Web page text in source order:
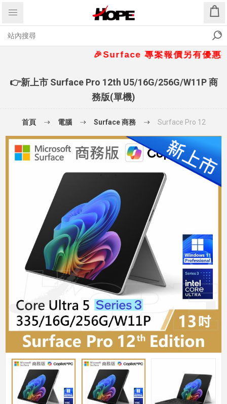
🎉Surface 專案報價另有優惠折
👉新上市 Surface Pro 12th U5/16G/256G/W11P 商
務版(單機)
首頁 電腦 Surface 商務 Surface Pro 12